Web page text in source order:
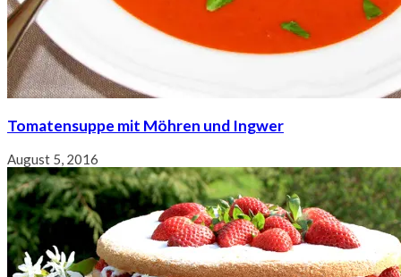
Tomatensuppe mit Möhren und Ingwer
August 5, 2016